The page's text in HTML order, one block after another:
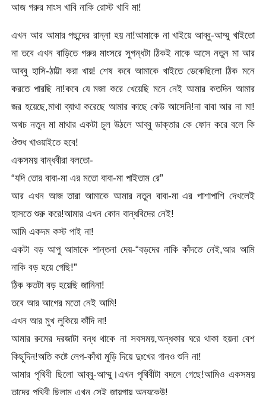
আজ গরুর মাংস খাবি নাকি রোস্ট খাবি মা!
এখন আর আমার পছন্দের রান্না হয় না!আমাকে না খাইয়ে আব্বু-আম্মু খাইতো
না তবে এখন বাড়িতে গরুর মাংসরে সুগন্ধটা ঠিকই নাকে আসে নতুন মা আর
আব্বু হাসি-ঠাট্টা করা খায়! শেষ কবে আমাকে খাইতে ডেকেছিলো ঠিক মনে
করতে পারছি না!কবে যে মজা করে খেয়েছি মনে নেই আমার কতদিন আমার
জর হয়েছে,মাথা ব্যাথা করেছে আমার কাছে কেউ আসেনি!না বাবা আর না মা!
অথচ নতুন মা মাথার একটা চুল উঠলে আব্বু ডাক্তার কে ফোন করে বলে কি
ঔশুধ খাওয়াইতে হবে!
একসময় বান্ধবীরা বলতো-
“যদি তোর বাবা-মা এর মতো বাবা-মা পাইতাম রে”
আর এখন আজ তারা আমাকে আমার নতুন বাবা-মা এর পাশাপাশি দেখলেই
হাসতে শুরু করে!আমার এখন কোন বান্ধবিদের নেই!
আমি একদম কস্ট পাই না!
একটা বড় আপু আমাকে শান্তনা দেয়-“বড়দের নাকি কাঁদতে নেই,আর আমি
নাকি বড় হয়ে গেছি!”
ঠিক কতটা বড় হয়েছি জানিনা!
তবে আর আগের মতো নেই আমি!
এখন আর মুখ লুকিয়ে কাঁদি না!
আমার রুমের দরজাটা বন্ধ থাকে না সবসময়,অন্ধকার ঘরে থাকা হয়না বেশ
কিছুদিন!অতি কষ্টে লেপ-কাঁথা মুড়ি দিয়ে দুঃখের গানও শুনি না!
আমার পৃথিবী ছিলো আব্বু-আম্মু।এখন পৃথিবীটা বদলে গেছে!আমিও একসময়
তাদের পৃথিবী ছিলাম এখন সেই জায়গায় অন্যকেউ!